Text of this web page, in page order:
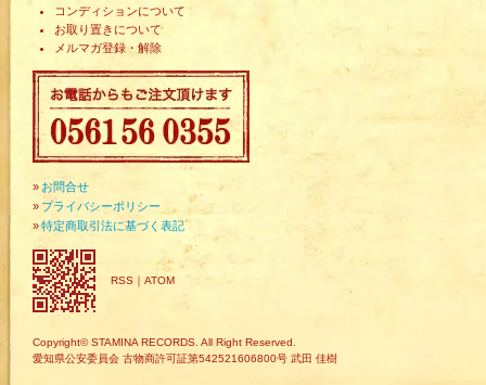
コンディションについて
お取り置きについて
メルマガ登録・解除
» お問合せ
» プライバシーポリシー
»特定商取引法に基づく表記
RSS ｜ ATOM
Copyright© STAMINA RECORDS. All Right Reserved.
愛知県公安委員会 古物商許可証第542521606800号 武田 佳樹